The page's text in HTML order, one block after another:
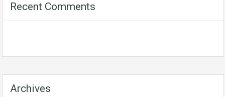
Recent Comments
Archives